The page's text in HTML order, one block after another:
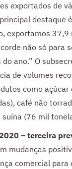
exportados de
destaque
exportamos 37,9
não só para
ano.” O
de volumes
como açúcar
café não
(76 mil
– terceira
mudanças
comercial para